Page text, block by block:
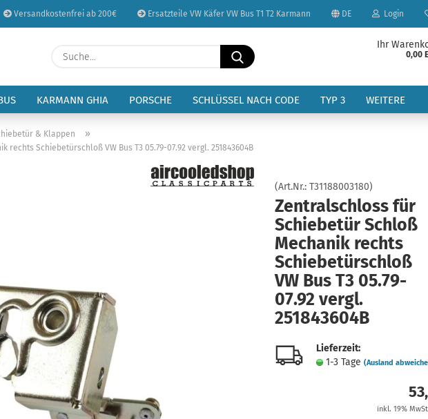
Versandkostenfrei ab 200€ Ersatzteile VW Käfer VW Bus T1 T2 Karmann DE
Sprache auswählen
Lieferland
Login
Konto erstellen
Passwort vergessen?
Suche...
Ihr
0,00
KARMANN GHIA PORSCHE SCHLÜSSEL NACH CODE TYP 3 WEITERE
& Klappen »
Schiebetürschloß VW Bus T3 05.79-07.92 vergl. 251843604B
(Art.Nr.: T31188003180)
Zentralschloss für
Schiebetür Schloß
Mechanik rechts
Schiebetürschloß
VW Bus T3 05.79-
07.92 vergl.
251843604B
Lieferzeit:
1-3 Tage (Ausland
inkl. 19%